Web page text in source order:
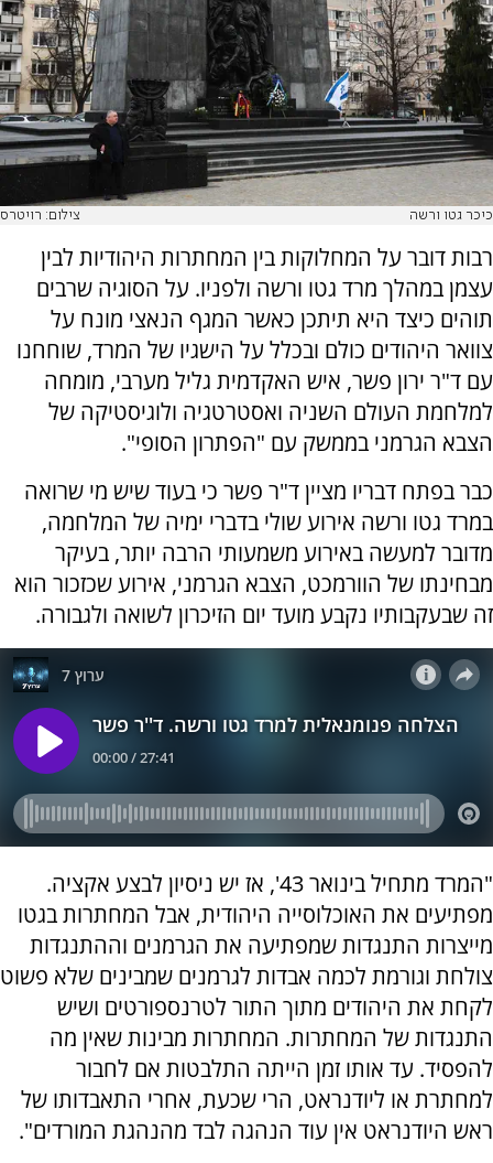
כיכר גטו ורשה צילום: רויטרס
רבות דובר על המחלוקות בין המחתרות היהודיות לבין
עצמן במהלך מרד גטו ורשה ולפניו. על הסוגיה שרבים
תוהים כיצד היא תיתכן כאשר המגף הנאצי מונח על
צוואר היהודים כולם ובכלל על הישגיו של המרד, שוחחנו
עם ד"ר ירון פשר, איש האקדמית גליל מערבי, מומחה
למלחמת העולם השניה ואסטרטגיה ולוגיסטיקה של
הצבא הגרמני בממשק עם "הפתרון הסופי".
כבר בפתח דבריו מציין ד"ר פשר כי בעוד שיש מי שרואה
במרד גטו ורשה אירוע שולי בדברי ימיה של המלחמה,
מדובר למעשה באירוע משמעותי הרבה יותר, בעיקר
מבחינתו של הוורמכט, הצבא הגרמני, אירוע שכזכור הוא
זה שבעקבותיו נקבע מועד יום הזיכרון לשואה ולגבורה.
"המרד מתחיל בינואר 43', אז יש ניסיון לבצע אקציה.
מפתיעים את האוכלוסייה היהודית, אבל המחתרות בגטו
מייצרות התנגדות שמפתיעה את הגרמנים וההתנגדות
צולחת וגורמת לכמה אבדות לגרמנים שמבינים שלא פשוט
לקחת את היהודים מתוך התור לטרנספורטים ושיש
התנגדות של המחתרות. המחתרות מבינות שאין מה
להפסיד. עד אותו זמן הייתה התלבטות אם לחבור
למחתרת או ליודנראט, הרי שכעת, אחרי התאבדותו של
ראש היודנראט אין עוד הנהגה לבד מהנהגת המורדים".